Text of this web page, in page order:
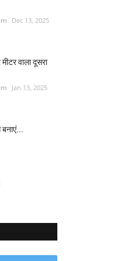
Dec 13, 2025
वाला दूसरा
Jan 13, 2025